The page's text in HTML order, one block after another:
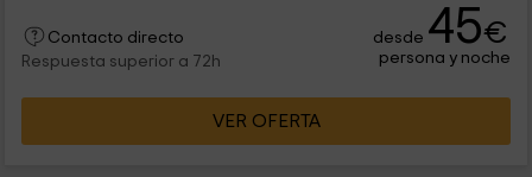
Contacto directo
Respuesta superior a 72h
desde 45€
persona y noche
VER OFERTA